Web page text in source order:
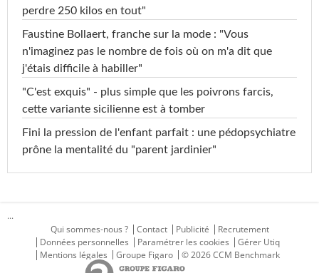
perdre 250 kilos en tout"
Faustine Bollaert, franche sur la mode : "Vous
n'imaginez pas le nombre de fois où on m'a dit que
j'étais difficile à habiller"
"C'est exquis" - plus simple que les poivrons farcis,
cette variante sicilienne est à tomber
Fini la pression de l'enfant parfait : une pédopsychiatre
prône la mentalité du "parent jardinier"
...
Qui sommes-nous ?
Contact Publicité
Recrutement
Données personnelles
Paramétrer les cookies
Gérer Utiq
Mentions légales
Groupe Figaro © 2026 CCM Benchmark